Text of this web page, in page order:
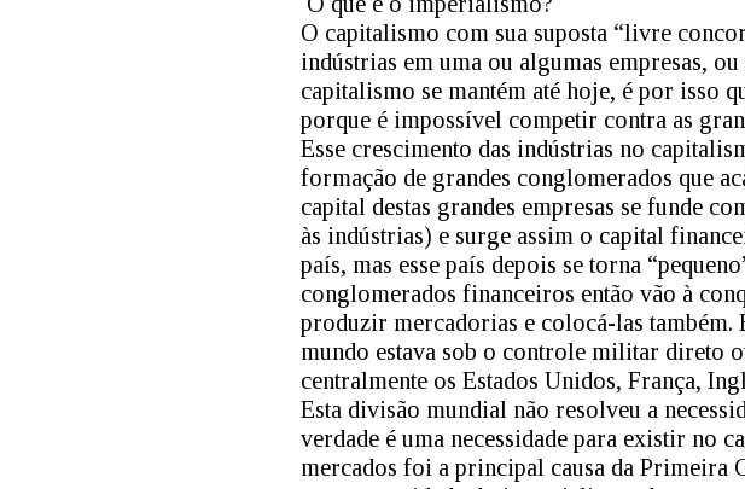
O capitalismo com sua suposta “livre
indústrias em uma ou algumas empresas,
capitalismo se mantém até hoje, é por isso
porque é impossível competir contra as
Esse crescimento das indústrias no
formação de grandes conglomerados que
capital destas grandes empresas se funde
às indústrias) e surge assim o capital
país, mas esse país depois se torna
conglomerados financeiros então vão à
produzir mercadorias e colocá-las
mundo estava sob o controle militar direto
centralmente os Estados Unidos, França,
Esta divisão mundial não resolveu a
verdade é uma necessidade para existir no
mercados foi a principal causa da Primeira